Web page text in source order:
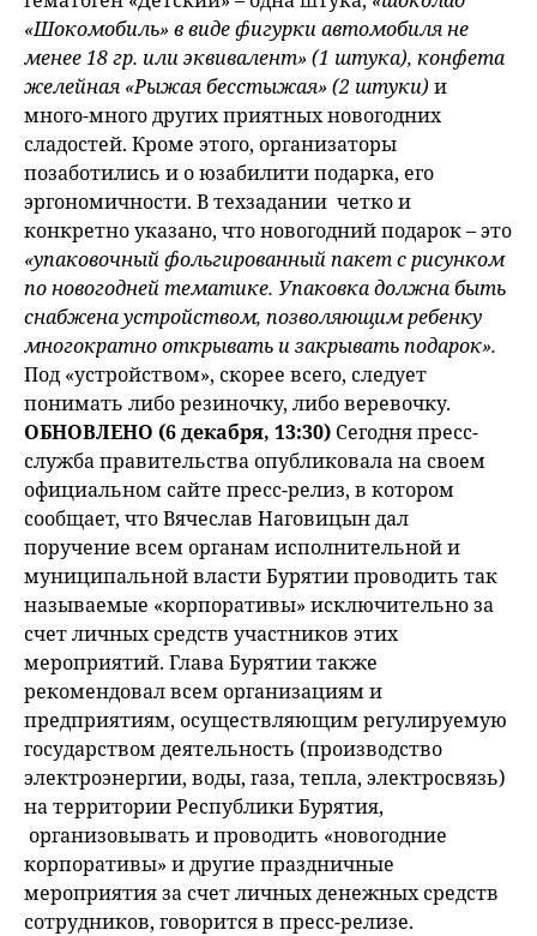
«Шокомобиль» в виде фигурки автомобиля не
менее 18 гр. или эквивалент» (1 штука), конфета
желейная «Рыжая бесстыжая» (2 штуки) и
много-много других приятных новогодних
сладостей. Кроме этого, организаторы
позаботились и о юзабилити подарка, его
эргономичности. В техзадании четко и
конкретно указано, что новогодний подарок – это
«упаковочный фольгированный пакет с рисунком
по новогодней тематике. Упаковка должна быть
снабжена устройством, позволяющим ребенку
многократно открывать и закрывать подарок».
Под «устройством», скорее всего, следует
понимать либо резиночку, либо веревочку.
ОБНОВЛЕНО (6 декабря, 13:30) Сегодня пресс-
служба правительства опубликовала на своем
официальном сайте пресс-релиз, в котором
сообщает, что Вячеслав Наговицын дал
поручение всем органам исполнительной и
муниципальной власти Бурятии проводить так
называемые «корпоративы» исключительно за
счет личных средств участников этих
мероприятий. Глава Бурятии также
рекомендовал всем организациям и
предприятиям, осуществляющим регулируемую
государством деятельность (производство
электроэнергии, воды, газа, тепла, электросвязь)
на территории Республики Бурятия,
организовывать и проводить «новогодние
корпоративы» и другие праздничные
мероприятия за счет личных денежных средств
сотрудников, говорится в пресс-релизе.